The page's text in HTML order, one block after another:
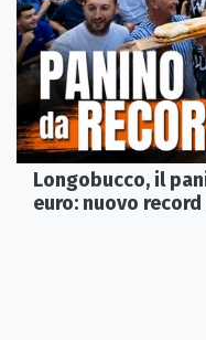
Longobucco, il
euro: nuovo